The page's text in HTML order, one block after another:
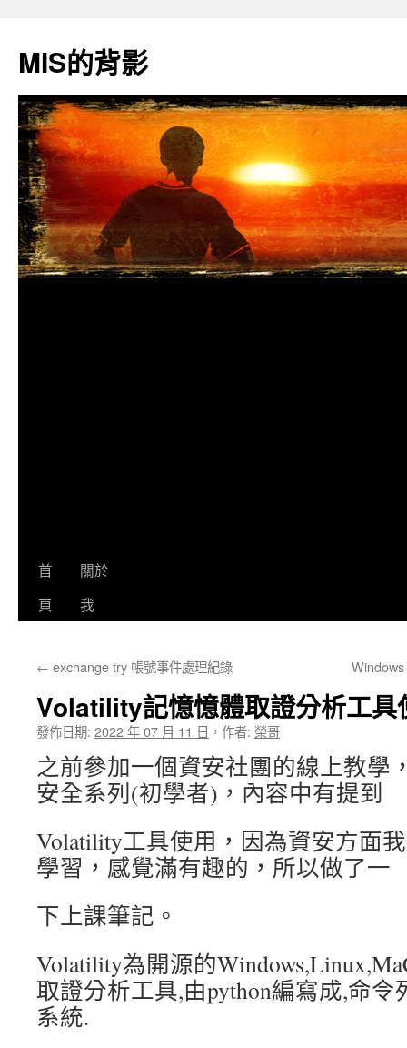
主
要
容
MIS的背影
首
頁
關於
我
← exchange try 帳號事件處理紀錄
Volatility記憶憶體取證分析工具
發佈日期: 2022 年 07 月 11 日 ， 作者: 榮哥
之前參加一個資安社團的線上教學
安全系列(初學者)，內容中有提到
Volatility工具使用，因為資安方面
學習，感覺滿有趣的，所以做了一
下上課筆記。
Volatility為開源的
取證分析工具,由python編寫成,命
系統.